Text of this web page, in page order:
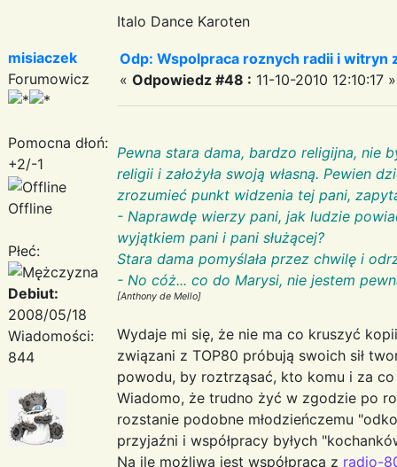
Italo Dance Karoten
misiaczek
Forumowicz
Pomocna dłoń:
+2/-1
Offline
Płeć:
Debiut:
2008/05/18
Wiadomości:
844
Odp: Wspolpraca roznych radii i witryn
« Odpowiedz #48 : 11-10-2010 12:10:17 »
Pewna stara dama, bardzo religijna, nie
religii i założyła swoją własną. Pewien
zrozumieć punkt widzenia tej pani,
- Naprawdę wierzy pani, jak ludzie
wyjątkiem pani i pani służącej?
Stara dama pomyślała przez chwilę i
- No cóż... co do Marysi, nie jestem
[Anthony de Mello]
Wydaje mi się, że nie ma co kruszyć
związani z TOP80 próbują swoich sił
powodu, by roztrząsać, kto komu i za
Wiadomo, że trudno żyć w zgodzie po
rozstanie podobne młodzieńczemu
przyjaźni i współpracy byłych
Na ile możliwa jest współpraca z radio-